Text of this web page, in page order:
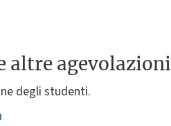
altre agevolazioni
degli studenti.